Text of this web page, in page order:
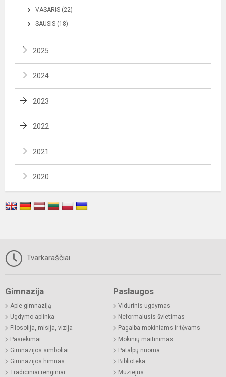
VASARIS (22)
SAUSIS (18)
2025
2024
2023
2022
2021
2020
Tvarkaraščiai
Gimnazija
Apie gimnaziją
Ugdymo aplinka
Filosofija, misija, vizija
Pasiekimai
Gimnazijos simboliai
Gimnazijos himnas
Tradiciniai renginiai
Paslaugos
Vidurinis ugdymas
Neformalusis švietimas
Pagalba mokiniams ir tėvams
Mokinių maitinimas
Patalpų nuoma
Biblioteka
Muziejus